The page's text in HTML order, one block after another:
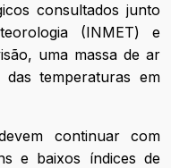
consultados junto
(INMET) e
uma massa de ar
temperaturas em
continuar com
e baixos índices de